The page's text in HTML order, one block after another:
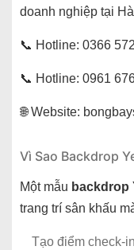
doanh nghiệp tại
📞 Hotline: 0366
📞 Hotline: 0961
🌐 Website:
Vì Sao Backdrop
Một mẫu backdrop
trang trí sân khấu
Tạo điểm check-